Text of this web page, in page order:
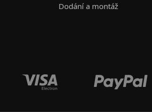
Dodání a montáž